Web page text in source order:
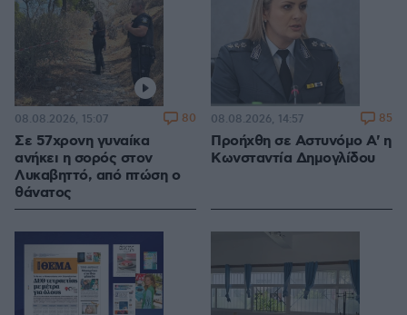
Σε 57χρονη γυναίκα
ανήκει η σορός στον
Λυκαβηττό, από πτώση ο
θάνατος
08.08.2026, 15:07 80
Προήχθη σε Αστυνόμο Α' η
Κωνσταντία Δημογλίδου
08.08.2026, 14:57 85